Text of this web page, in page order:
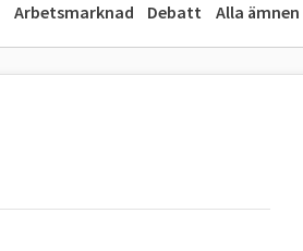
Arbetsmarknad Debatt Alla ämnen